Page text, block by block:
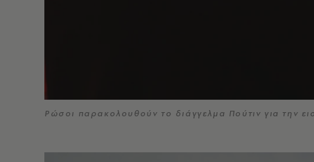
Ρώσοι παρακολουθούν το διάγγελμα Πούτιν για την